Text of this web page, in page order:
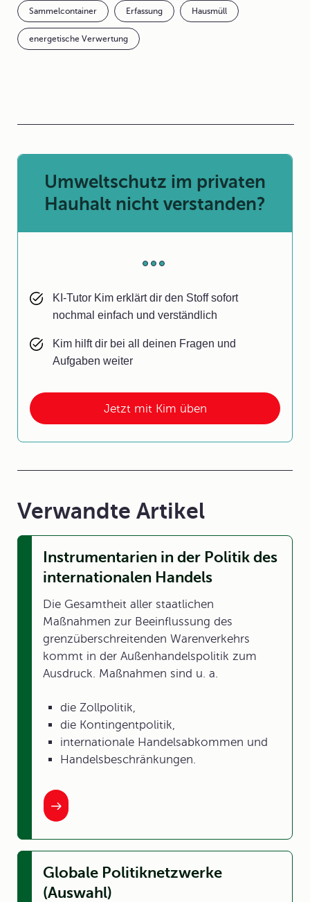
Sammelcontainer Erfassung Hausmüll
energetische Verwertung
Jetzt mit Kim üben
Umweltschutz im privaten
Hauhalt nicht verstanden?
KI-Tutor Kim erklärt dir den Stoff sofort
nochmal einfach und verständlich
Kim hilft dir bei all deinen Fragen und
Aufgaben weiter
Verwandte Artikel
Instrumentarien in der Politik des
internationalen Handels
Die Gesamtheit aller staatlichen
Maßnahmen zur Beeinflussung des
grenzüberschreitenden Warenverkehrs
kommt in der Außenhandelspolitik zum
Ausdruck. Maßnahmen sind u. a.
die Zollpolitik,
die Kontingentpolitik,
internationale Handelsabkommen und
Handelsbeschränkungen.
Globale Politiknetzwerke
(Auswahl)